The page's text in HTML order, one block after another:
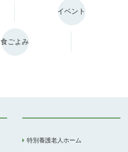
イベント
食ごよみ
特別養護老人ホーム